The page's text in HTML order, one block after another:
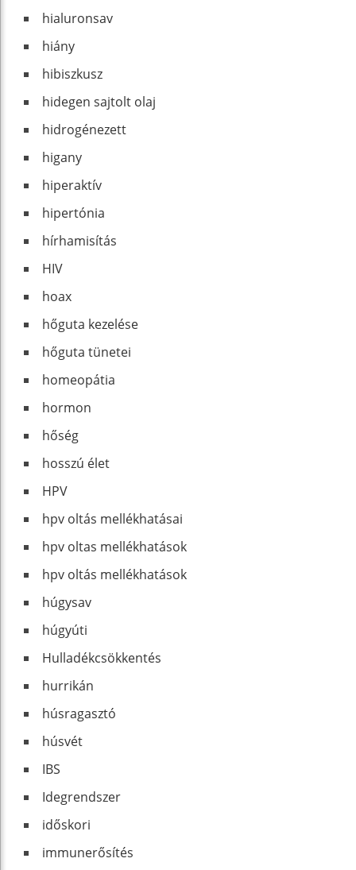
hialuronsav
hiány
hibiszkusz
hidegen sajtolt olaj
hidrogénezett
higany
hiperaktív
hipertónia
hírhamisítás
HIV
hoax
hőguta kezelése
hőguta tünetei
homeopátia
hormon
hőség
hosszú élet
HPV
hpv oltás mellékhatásai
hpv oltas mellékhatások
hpv oltás mellékhatások
húgysav
húgyúti
Hulladékcsökkentés
hurrikán
húsragasztó
húsvét
IBS
Idegrendszer
időskori
immunerősítés